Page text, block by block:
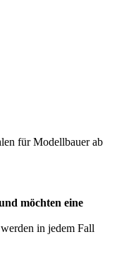
für Modellbauer ab
möchten eine
in jedem Fall